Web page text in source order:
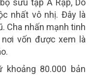
nhất vô nhị. Đây là
Cha nhấn mạnh tinh
vốn được xem là
khoảng 80.000 bản